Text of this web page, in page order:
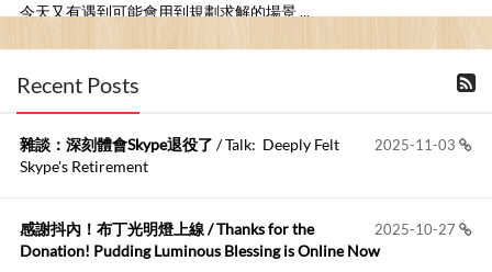
今天又有遇到可能會用到規劃求解的場景 ...
2026-06-18
布丁布丁吃布丁
kage好像也可以下載整個網站 感謝分享
Anonymous:
https://github.com/t...
布丁布丁吃布丁:
我目前並沒有常駐的Google Home...
Recent Posts
2025-11-03
雜談：深刻體會Skype退役了 / Talk: Deeply Felt
Skype's Retirement
2025-10-27
感謝抖內！布丁光明燈上線 / Thanks for the
Donation! Pudding Luminous Blessing is Online Now